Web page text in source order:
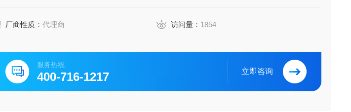
厂商性质：代理商 访问量： 1854
服务热线
400-716-1217 立即咨询